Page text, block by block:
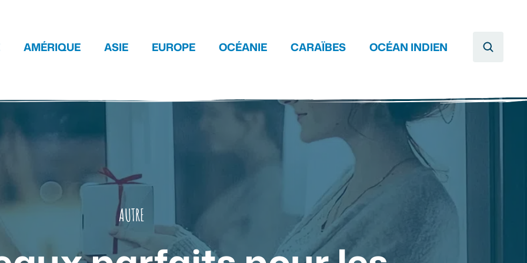
AMÉRIQUE ASIE EUROPE OCÉANIE CARAÏBES OCÉAN INDIEN
AUTRE